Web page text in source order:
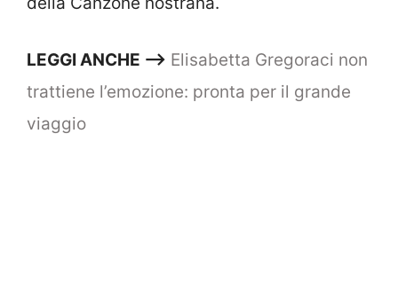
LEGGI ANCHE –> Elisabetta Gregoraci non
trattiene l’emozione: pronta per il grande
viaggio